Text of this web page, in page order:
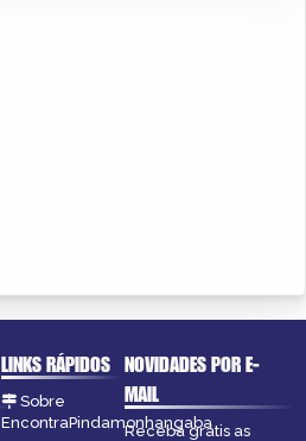
LINKS RÁPIDOS
Sobre
EncontraPindamonhangaba
NOVIDADES POR E-
MAIL
Receba grátis as